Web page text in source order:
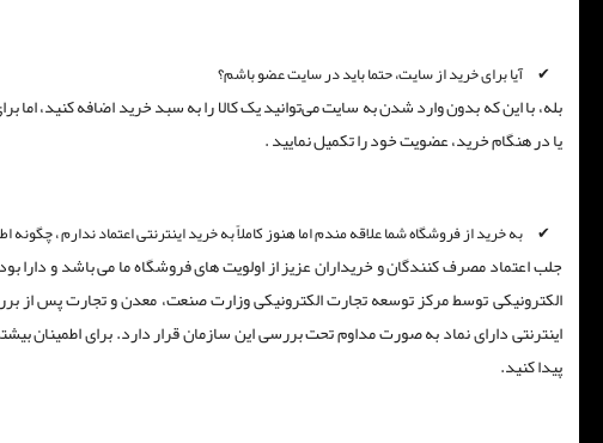
آیا برای خرید از سایت، حتما باید در سایت عضو باشم؟
بله، با این که بدون وارد شدن به سایت می‏‌توانید یک کالا را به سبد خرید اضافه کنید،
یا در هنگام خرید، عضویت خود را تکمیل نمایید .
به خرید از فروشگاه شما علاقه مندم اما هنوز کاملاً به خرید اینترنتی اعتماد ندارم ،
جلب اعتماد مصرف کنندگان و خریداران عزیز از اولویت های فروشگاه ما می باشد و
الکترونیکی توسط مرکز توسعه تجارت الکترونیکی وزارت صنعت، معدن و تجارت پس از
اینترنتی دارای نماد به صورت مداوم تحت بررسی این سازمان قرار دارد. برای اطمینان
پیدا کنید.